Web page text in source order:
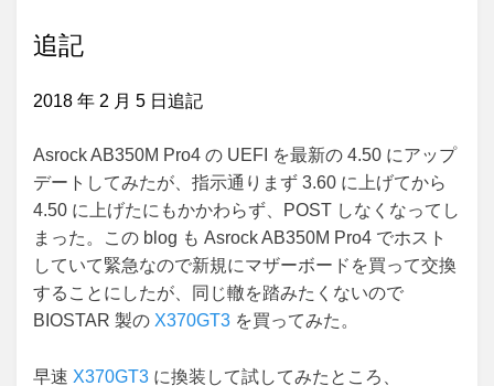
追記
2018 年 2 月 5 日追記
Asrock AB350M Pro4 の UEFI を最新の 4.50 にアップ
デートしてみたが、指示通りまず 3.60 に上げてから
4.50 に上げたにもかかわらず、POST しなくなってし
まった。この blog も Asrock AB350M Pro4 でホスト
していて緊急なので新規にマザーボードを買って交換
することにしたが、同じ轍を踏みたくないので
BIOSTAR 製の X370GT3 を買ってみた。
早速 X370GT3 に換装して試してみたところ、